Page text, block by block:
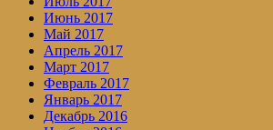
Июнь 2017
Май 2017
Апрель 2017
Март 2017
Февраль 2017
Январь 2017
Декабрь 2016